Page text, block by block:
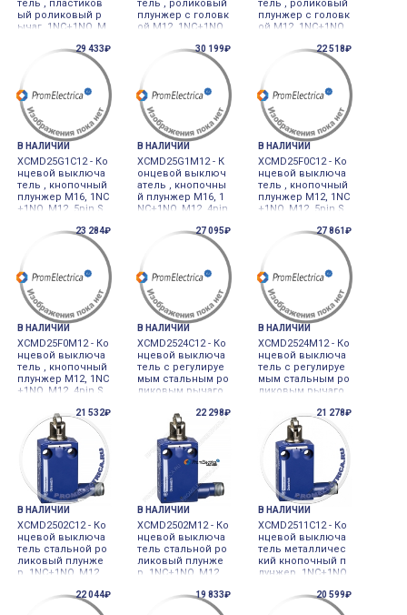
тель , пластиков
ый роликовый р
ычаг, 1NC+1NO, M
тель , роликовый
плунжер с головк
ой М12, 1NC+1NO,
er Electric
тель , роликовый
плунжер с головк
ой М12, 1NC+1NO,
er Electric
29 433₽
В НАЛИЧИИ
XCMD25G1C12 - Ко
нцевой выключа
тель , кнопочный
плунжер М16, 1NC
+1NO, M12, 5pin S
30 199₽
В НАЛИЧИИ
XCMD25G1M12 - К
онцевой выключ
атель , кнопочны
й плунжер М16, 1
NC+1NO, M12, 4pin
22 518₽
В НАЛИЧИИ
XCMD25F0C12 - Ко
нцевой выключа
тель , кнопочный
плунжер М12, 1NC
+1NO, M12, 5pin S
23 284₽
В НАЛИЧИИ
XCMD25F0M12 - Ко
нцевой выключа
тель , кнопочный
плунжер М12, 1NC
+1NO, M12, 4pin S
27 095₽
В НАЛИЧИИ
XCMD2524C12 - Ко
нцевой выключа
тель с регулируе
мым стальным ро
ликовым рычаго
5pin Schneider Ele
27 861₽
В НАЛИЧИИ
XCMD2524M12 - Ко
нцевой выключа
тель с регулируе
мым стальным ро
ликовым рычаго
4pin Schneider Ele
ctric
21 532₽
В НАЛИЧИИ
XCMD2502C12 - Ко
нцевой выключа
тель стальной ро
ликовый плунже
р, 1NC+1NO, M12,
22 298₽
В НАЛИЧИИ
XCMD2502M12 - Ко
нцевой выключа
тель стальной ро
ликовый плунже
р, 1NC+1NO, M12,
21 278₽
В НАЛИЧИИ
XCMD2511C12 - Ко
нцевой выключа
тель металличес
кий кнопочный п
лунжер, 1NC+1NO,
er Electric
22 044₽ 19 833₽ 20 599₽